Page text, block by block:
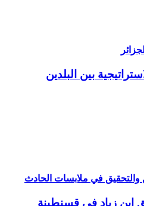
بين البلدين
والتحقيق في ملابسات الحادث
ابن زياد في قسنطينة